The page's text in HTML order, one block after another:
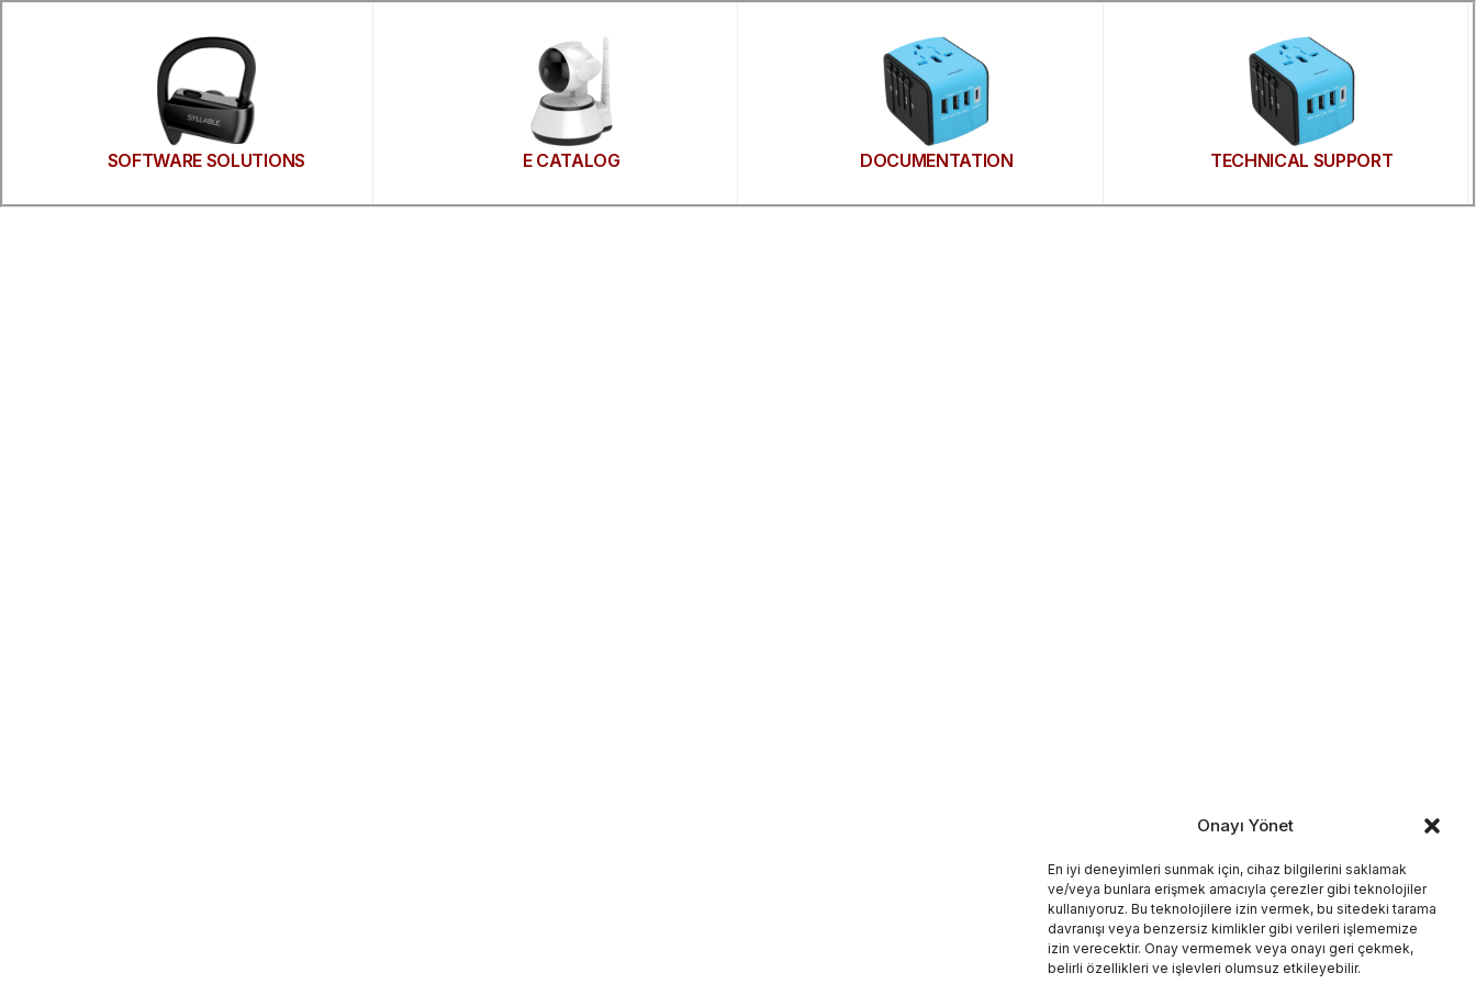
Onayı Yönet
En iyi deneyimleri sunmak için, cihaz bilgilerini saklamak
ve/veya bunlara erişmek amacıyla çerezler gibi teknolojiler
kullanıyoruz. Bu teknolojilere izin vermek, bu sitedeki tarama
davranışı veya benzersiz kimlikler gibi verileri işlememize
izin verecektir. Onay vermemek veya onayı geri çekmek,
belirli özellikleri ve işlevleri olumsuz etkileyebilir.
SOFTWARE SOLUTIONS E CATALOG DOCUMENTATION TECHNICAL SUPPORT